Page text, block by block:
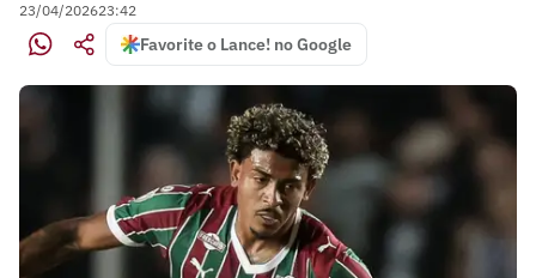
23/04/202623:42
Favorite o Lance! no Google